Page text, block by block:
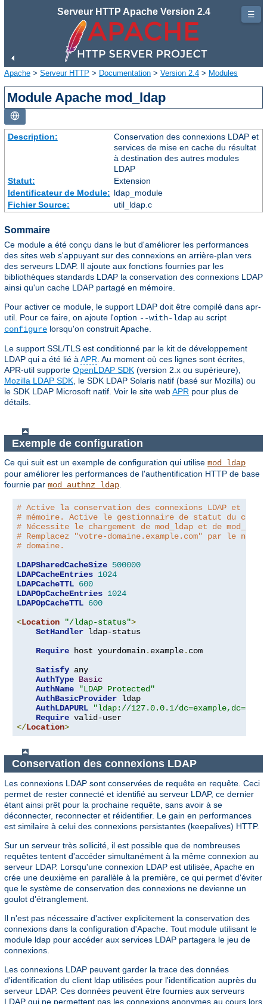
Serveur HTTP Apache Version 2.4
Apache > Serveur HTTP > Documentation > Version 2.4 > Modules
Module Apache mod_ldap
Description:
Conservation des connexions LDAP et
services de mise en cache du résultat
à destination des autres modules
LDAP
Statut:
Extension
Identificateur de Module: ldap_module
Fichier Source:
util_ldap.c
Sommaire
Ce module a été conçu dans le but d'améliorer les performances
des sites web s'appuyant sur des connexions en arrière-plan vers
des serveurs LDAP. Il ajoute aux fonctions fournies par les
bibliothèques standards LDAP la conservation des connexions LDAP
ainsi qu'un cache LDAP partagé en mémoire.
Pour activer ce module, le support LDAP doit être compilé dans apr-
util. Pour ce faire, on ajoute l'option --with-ldap au script
configure lorsqu'on construit Apache.
Le support SSL/TLS est conditionné par le kit de développement
LDAP qui a été lié à APR . Au moment où ces lignes sont écrites,
APR-util supporte OpenLDAP SDK (version 2.x ou supérieure),
Mozilla LDAP SDK , le SDK LDAP Solaris natif (basé sur Mozilla) ou
le SDK LDAP Microsoft natif. Voir le site webAPR pour plus de
détails.
Exemple de configuration
Ce qui suit est un exemple de configuration qui utilise mod_ldap
pour améliorer les performances de l'authentification HTTP de base
fournie par mod_authnz_ldap.
# Active la conservation des connexions LDAP et le
# mémoire. Active le gestionnaire de statut du cache
# Nécessite le chargement de mod_ldap et de
# Remplacez "votre-domaine.example.com" par le nom
# domaine.
LDAPSharedCacheSize 500000
LDAPCacheEntries 1024
LDAPCacheTTL 600
LDAPOpCacheEntries 1024
LDAPOpCacheTTL 600
<Location "/ldap-status">
SetHandler ldap-status
Require host yourdomain. example. com
Satisfy any
AuthType Basic
AuthName
"LDAP Protected"
AuthBasicProvider ldap
AuthLDAPURL
"ldap://127.0.0.1/
Require
</Location>
Conservation des connexions LDAP
Les connexions LDAP sont conservées de requête en requête. Ceci
permet de rester connecté et identifié au serveur LDAP, ce dernier
étant ainsi prêt pour la prochaine requête, sans avoir à se
déconnecter, reconnecter et réidentifier. Le gain en performances
est similaire à celui des connexions persistantes (keepalives) HTTP.
Sur un serveur très sollicité, il est possible que de nombreuses
requêtes tentent d'accéder simultanément à la même connexion au
serveur LDAP. Lorsqu'une connexion LDAP est utilisée, Apache en
crée une deuxième en parallèle à la première, ce qui permet d'éviter
que le système de conservation des connexions ne devienne un
goulot d'étranglement.
Il n'est pas nécessaire d'activer explicitement la conservation des
connexions dans la configuration d'Apache. Tout module utilisant le
module ldap pour accéder aux services LDAP partagera le jeu de
connexions.
Les connexions LDAP peuvent garder la trace des données
d'identification du client ldap utilisées pour l'identification auprès du
serveur LDAP. Ces données peuvent être fournies aux serveurs
LDAP qui ne permettent pas les connexions anonymes au cours lors
☰